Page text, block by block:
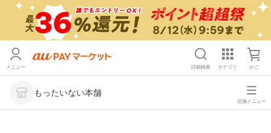
メニュー 詳細検索 カテゴリ かご
もったいない本舗
店舗メニュー